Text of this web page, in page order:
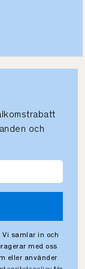
och
Vi samlar in och
med oss
eller använder